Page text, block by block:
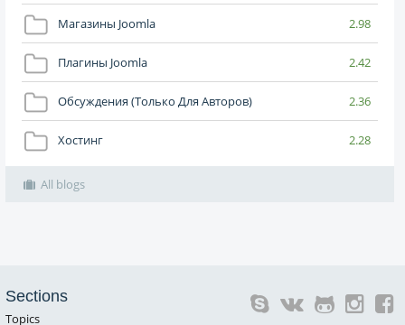
Магазины Joomla 2.98
Плагины Joomla 2.42
Обсуждения (только Для Авторов) 2.36
Хостинг 2.28
All blogs
Sections
Topics